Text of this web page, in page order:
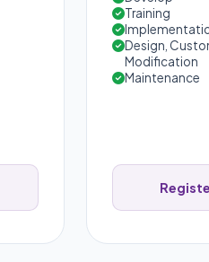
Training
Design,
Modification
Maintenance